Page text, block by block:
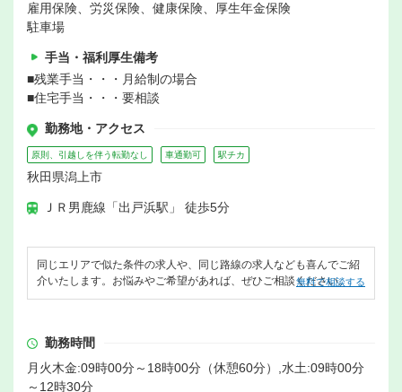
雇用保険、労災保険、健康保険、厚生年金保険
駐車場
手当・福利厚生備考
■残業手当・・・月給制の場合
■住宅手当・・・要相談
勤務地・アクセス
原則、引越しを伴う転勤なし 車通勤可 駅チカ
秋田県潟上市
ＪＲ男鹿線「出戸浜駅」 徒歩5分
同じエリアで似た条件の求人や、同じ路線の求人なども喜んでご紹
介いたします。お悩みやご希望があれば、ぜひご相談ください。
無料で相談する
勤務時間
月火木金:09時00分～18時00分（休憩60分）,水土:09時00分
～12時30分